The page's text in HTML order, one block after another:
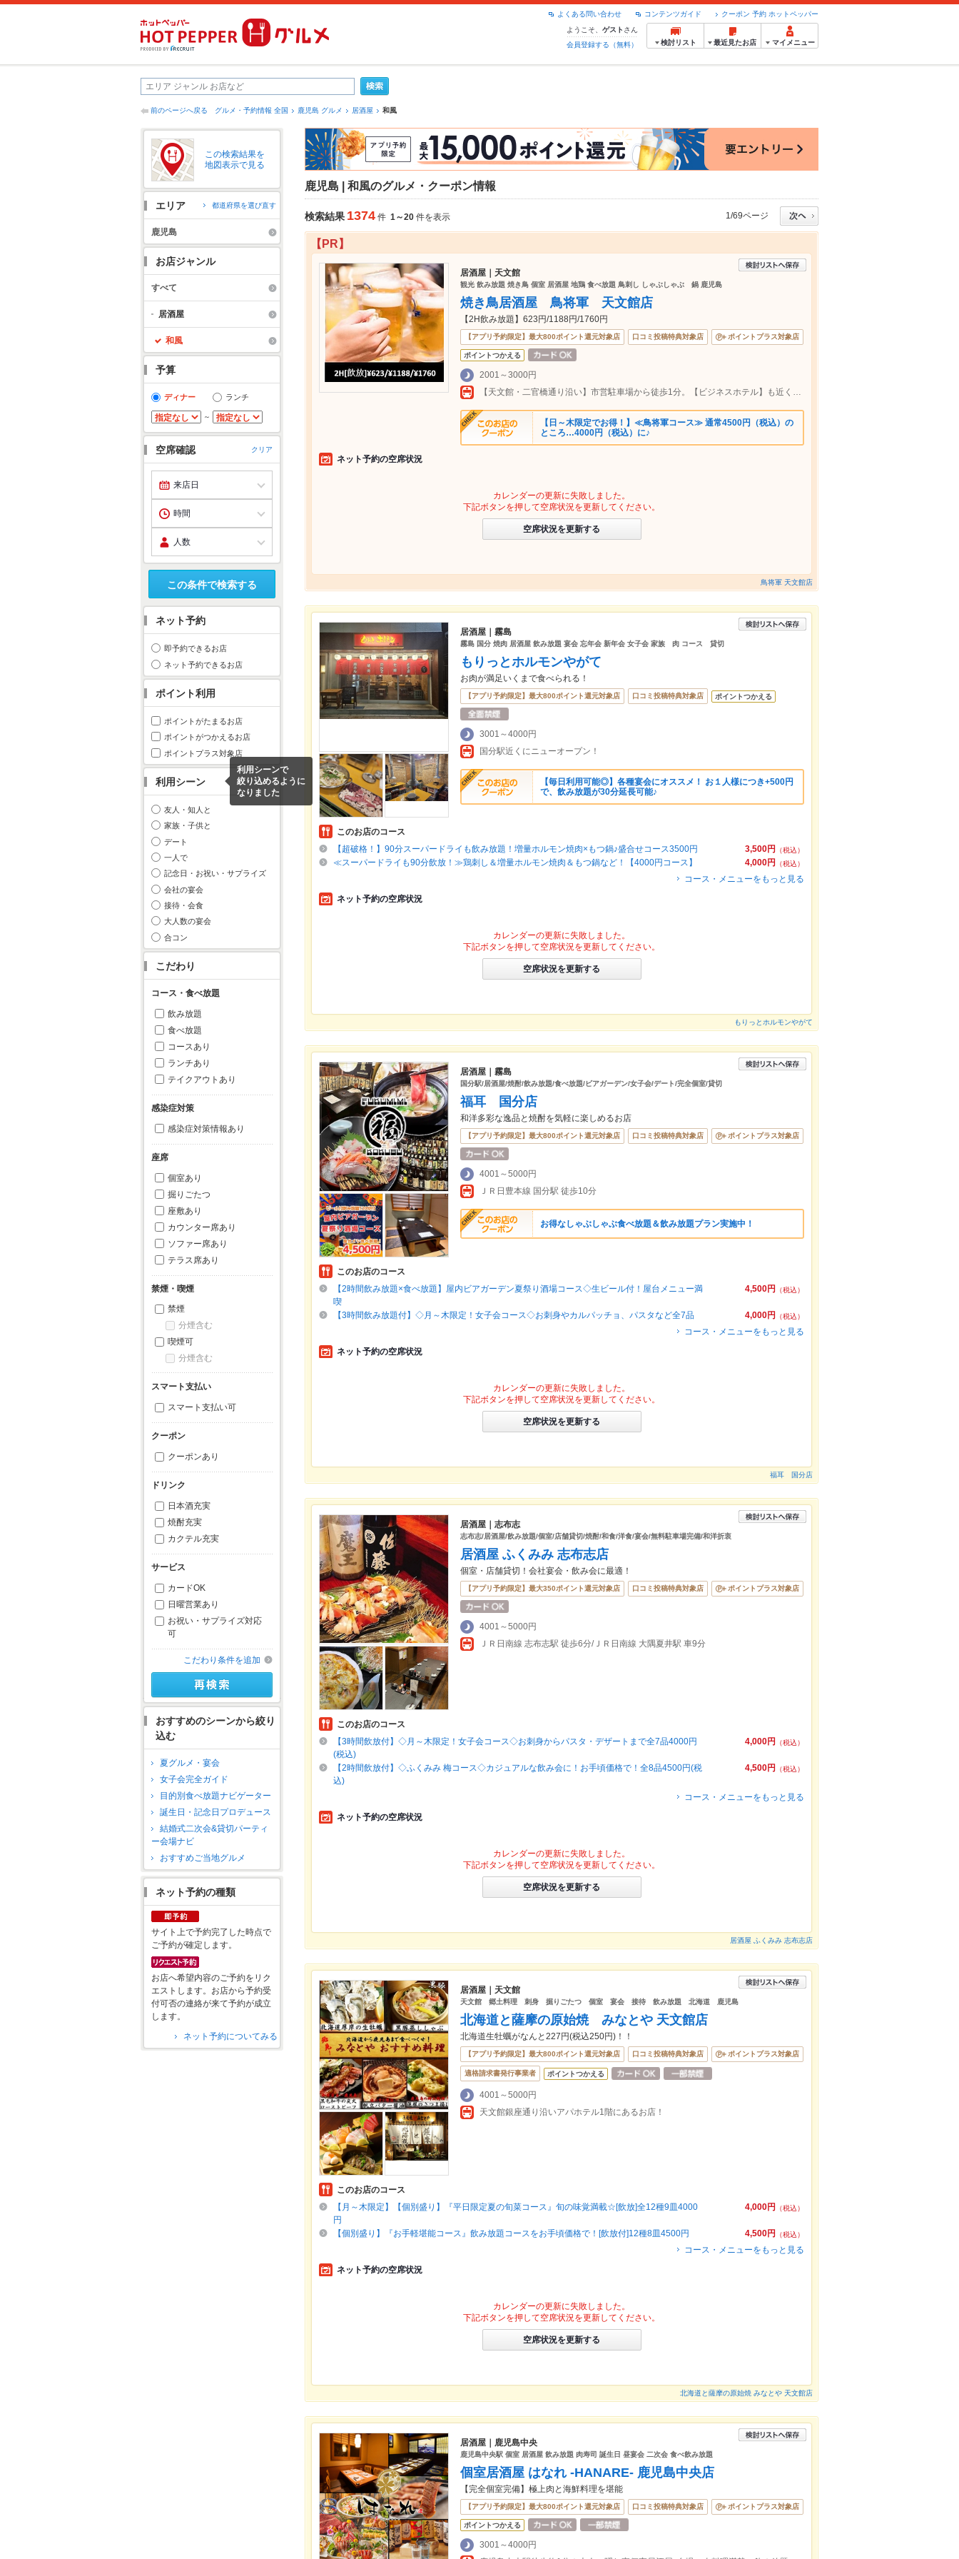
クーポン 予約 ホットペッパー
コンテンツガイド
よくある問い合わせ
ようこそ、 ゲスト さん
会員登録する（無料）
検討リスト 最近見たお店 マイメニュー
前のページへ戻る グルメ・予約情報 全国 鹿児島 グルメ 居酒屋 和風
この検索結果を
地図表示で見る
エリア 都道府県を選び直す
鹿児島
お店ジャンル
すべて
居酒屋
和風
予算
ディナー ランチ
～
空席確認 クリア
この条件で検索する
ネット予約
即予約できるお店
ネット予約できるお店
ポイント利用
ポイントがたまるお店
ポイントがつかえるお店
ポイントプラス対象店
利用シーン
利用シーンで
絞り込めるように
なりました
友人・知人と
家族・子供と
デート
一人で
記念日・お祝い・サプライズ
会社の宴会
接待・会食
大人数の宴会
合コン
こだわり
コース・食べ放題
飲み放題
食べ放題
コースあり
ランチあり
テイクアウトあり
感染症対策
感染症対策情報あり
座席
個室あり
掘りごたつ
座敷あり
カウンター席あり
ソファー席あり
テラス席あり
禁煙・喫煙
禁煙
分煙含む
喫煙可
分煙含む
スマート支払い
スマート支払い可
クーポン
クーポンあり
ドリンク
日本酒充実
焼酎充実
カクテル充実
サービス
カードOK
日曜営業あり
お祝い・サプライズ対応
可
こだわり条件を追加
おすすめのシーンから絞り
込む
夏グルメ・宴会
女子会完全ガイド
目的別食べ放題ナビゲーター
誕生日・記念日プロデュース
結婚式二次会&貸切パーティ
ー会場ナビ
おすすめご当地グルメ
ネット予約の種類
サイト上で予約完了した時点で
ご予約が確定します。
お店へ希望内容のご予約をリク
エストします。お店から予約受
付可否の連絡が来て予約が成立
します。
ネット予約についてみる
鹿児島 | 和風のグルメ・クーポン情報
検索結果 1374 件 1～20 件を表示 1/69ページ
【PR】
居酒屋｜天文館
観光 飲み放題 焼き鳥 個室 居酒屋 地鶏 食べ放題 鳥刺し しゃぶしゃぶ 鍋 鹿児島
焼き鳥居酒屋 鳥将軍 天文館店
【2H飲み放題】623円/1188円/1760円
【アプリ予約限定】最大800ポイント還元対象店 口コミ投稿特典対象店 ポイントプラス対象店
ポイントつかえる
2001～3000円
【天文館・二官橋通り沿い】市営駐車場から徒歩1分。【ビジネスホテル】も近く、県外客の方もアクセス便利です。
【日～木限定でお得！】≪鳥将軍コース≫ 通常4500円（税込）の
ところ…4000円（税込）に♪
ネット予約の空席状況
カレンダーの更新に失敗しました。
下記ボタンを押して空席状況を更新してください。
空席状況を更新する
鳥将軍 天文館店
居酒屋｜霧島
霧島 国分 焼肉 居酒屋 飲み放題 宴会 忘年会 新年会 女子会 家族 肉 コース 貸切
もりっとホルモンやがて
お肉が満足いくまで食べられる！
【アプリ予約限定】最大800ポイント還元対象店 口コミ投稿特典対象店 ポイントつかえる
3001～4000円
国分駅近くにニューオープン！
【毎日利用可能◎】各種宴会にオススメ！ お１人様につき+500円
で、飲み放題が30分延長可能♪
このお店のコース
3,500円
（税込）
【超破格！】90分スーパードライも飲み放題！増量ホルモン焼肉×もつ鍋♪盛合せコース3500円
4,000円
（税込）
≪スーパードライも90分飲放！≫鶏刺し＆増量ホルモン焼肉＆もつ鍋など！【4000円コース】
コース・メニューをもっと見る
ネット予約の空席状況
カレンダーの更新に失敗しました。
下記ボタンを押して空席状況を更新してください。
空席状況を更新する
もりっとホルモンやがて
居酒屋｜霧島
国分駅/居酒屋/焼酎/飲み放題/食べ放題/ビアガーデン/女子会/デート/完全個室/貸切
福耳 国分店
和洋多彩な逸品と焼酎を気軽に楽しめるお店
【アプリ予約限定】最大800ポイント還元対象店 口コミ投稿特典対象店 ポイントプラス対象店
4001～5000円
ＪＲ日豊本線 国分駅 徒歩10分
お得なしゃぶしゃぶ食べ放題＆飲み放題プラン実施中！
このお店のコース
4,500円
（税込）
【2時間飲み放題×食べ放題】屋内ビアガーデン夏祭り酒場コース◇生ビール付！屋台メニュー満
喫
4,000円
（税込）
【3時間飲み放題付】◇月～木限定！女子会コース◇お刺身やカルパッチョ、パスタなど全7品
コース・メニューをもっと見る
ネット予約の空席状況
カレンダーの更新に失敗しました。
下記ボタンを押して空席状況を更新してください。
空席状況を更新する
福耳 国分店
居酒屋｜志布志
志布志/居酒屋/飲み放題/個室/店舗貸切/焼酎/和食/洋食/宴会/無料駐車場完備/和洋折衷
居酒屋 ふくみみ 志布志店
個室・店舗貸切！会社宴会・飲み会に最適！
【アプリ予約限定】最大350ポイント還元対象店 口コミ投稿特典対象店 ポイントプラス対象店
4001～5000円
ＪＲ日南線 志布志駅 徒歩6分/ＪＲ日南線 大隅夏井駅 車9分
このお店のコース
4,000円
（税込）
【3時間飲放付】◇月～木限定！女子会コース◇お刺身からパスタ・デザートまで全7品4000円
(税込)
4,500円
（税込）
【2時間飲放付】◇ふくみみ 梅コース◇カジュアルな飲み会に！お手頃価格で！全8品4500円(税
込)
コース・メニューをもっと見る
ネット予約の空席状況
カレンダーの更新に失敗しました。
下記ボタンを押して空席状況を更新してください。
空席状況を更新する
居酒屋 ふくみみ 志布志店
居酒屋｜天文館
天文館 郷土料理 刺身 掘りごたつ 個室 宴会 接待 飲み放題 北海道 鹿児島
北海道と薩摩の原始焼 みなとや 天文館店
北海道生牡蠣がなんと227円(税込250円)！！
【アプリ予約限定】最大800ポイント還元対象店 口コミ投稿特典対象店 ポイントプラス対象店
適格請求書発行事業者 ポイントつかえる
4001～5000円
天文館銀座通り沿いアパホテル1階にあるお店！
このお店のコース
4,000円
（税込）
【月～木限定】【個別盛り】『平日限定夏の旬菜コース』旬の味覚満載☆[飲放]全12種9皿4000
円
4,500円
（税込）
【個別盛り】『お手軽堪能コース』飲み放題コースをお手頃価格で！[飲放付]12種8皿4500円
コース・メニューをもっと見る
ネット予約の空席状況
カレンダーの更新に失敗しました。
下記ボタンを押して空席状況を更新してください。
空席状況を更新する
北海道と薩摩の原始焼 みなとや 天文館店
居酒屋｜鹿児島中央
鹿児島中央駅 個室 居酒屋 飲み放題 肉寿司 誕生日 昼宴会 二次会 食べ飲み放題
個室居酒屋 はなれ -HANARE- 鹿児島中央店
【完全個室完備】極上肉と海鮮料理を堪能
【アプリ予約限定】最大800ポイント還元対象店 口コミ投稿特典対象店 ポイントプラス対象店
ポイントつかえる
3001～4000円